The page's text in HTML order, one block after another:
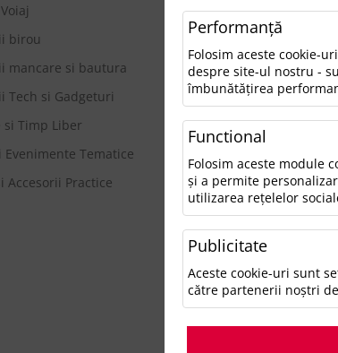
0 rezultate pentru:
Pentru a găsi
• Verifică dacă ai
• Încearcă să
• Ne poţi contacta
Categorii
Accesorii birou
Accesorii mancare
Accesorii Tech si
Genti si Voiaj
Haine de Munca
Imbracaminte si
birou
mancare si bautura
Tech si Gadgeturi
si Timp Liber
Evenimente Tematice
Accesorii Practice
Performanţă
Folosim aceste cookie-
despre site-ul nostru -
îmbunătățirea
Functional
Folosim aceste module
și a permite
utilizarea rețelelor
Publicitate
Aceste cookie-uri sunt
către partenerii noștri